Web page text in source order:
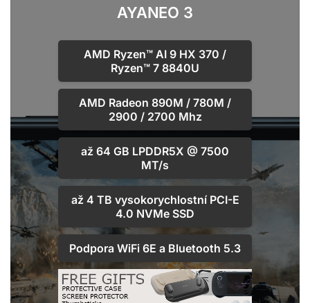
AYANEO 3
AMD Ryzen™ AI 9 HX 370 /
Ryzen™ 7 8840U
AMD Radeon 890M / 780M /
2900 / 2700 Mhz
až 64 GB LPDDR5X @ 7500
MT/s
až 4 TB vysokorychlostníPCI-E
4.0 NVMe SSD
Podpora WiFi 6E a Bluetooth 5.3